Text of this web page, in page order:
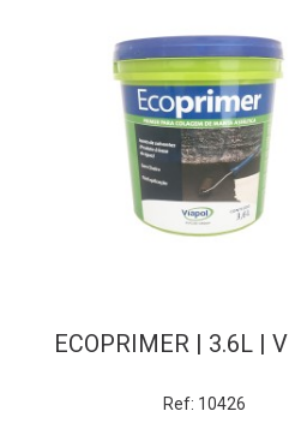
ECOPRIMER | 3.6L |
Ref: 10426